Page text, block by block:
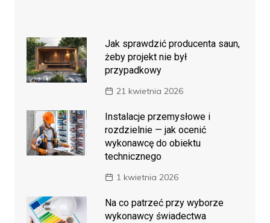
Jak sprawdzić producenta saun,
żeby projekt nie był
przypadkowy
21 kwietnia 2026
Instalacje przemysłowe i
rozdzielnie — jak ocenić
wykonawcę do obiektu
technicznego
1 kwietnia 2026
Na co patrzeć przy wyborze
wykonawcy świadectwa